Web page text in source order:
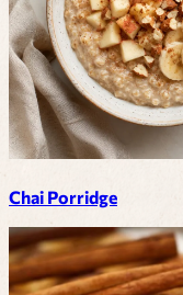
Chai Porridge